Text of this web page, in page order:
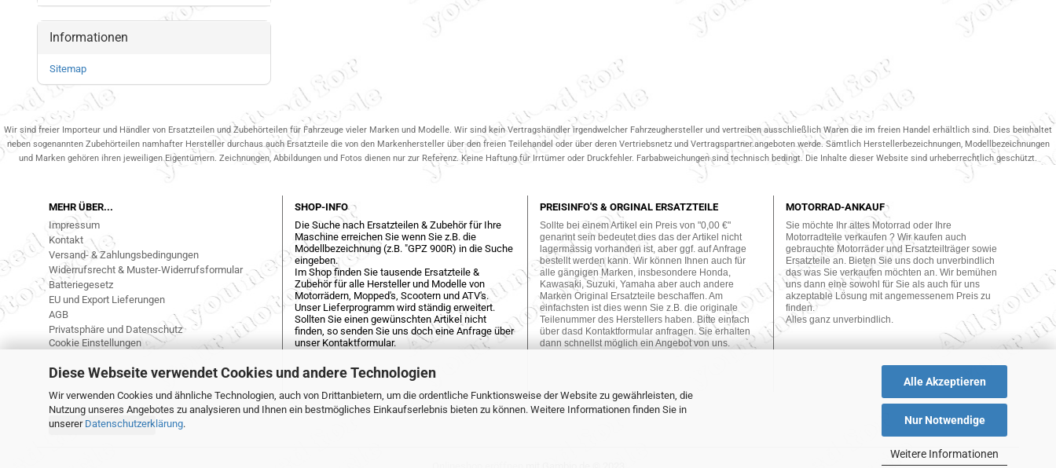
Diese Webseite verwendet Cookies und andere Technologien
Wir verwenden Cookies und ähnliche Technologien, auch von Drittanbietern, um die ordentliche Funktionsweise der Website zu gewährleisten, die
Nutzung unseres Angebotes zu analysieren und Ihnen ein bestmögliches Einkaufserlebnis bieten zu können. Weitere Informationen finden Sie in
unserer Datenschutzerklärung.
Alle Akzeptieren
Nur Notwendige
Weitere Informationen
Informationen
Sitemap
Wir sind freier Importeur und Händler von Ersatzteilen und Zubehörteilen für Fahrzeuge vieler Marken und Modelle. Wir sind kein Vertragshändler irgendwelcher Fahrzeughersteller und vertreiben ausschließlich Waren die im freien Handel erhältlich sind. Dies beinhaltet
neben sogenannten Zubehörteilen namhafter Hersteller durchaus auch Ersatzteile die von den Markenhersteller über den freien Teilehandel oder über deren Vertriebsnetz und Vertragspartner.angeboten werde. Sämtlich Herstellerbezeichnungen, Modellbezeichnungen
und Marken gehören ihren jeweiligen Eigentümern. Zeichnungen, Abbildungen und Fotos dienen nur zur Referenz. Keine Haftung für Irrtümer oder Druckfehler. Farbabweichungen sind technisch bedingt. Die Inhalte dieser Website sind urheberrechtlich geschützt.
MEHR ÜBER...
Impressum
Kontakt
Versand- & Zahlungsbedingungen
Widerrufsrecht & Muster-Widerrufsformular
Batteriegesetz
EU und Export Lieferungen
AGB
Privatsphäre und Datenschutz
Cookie Einstellungen
SHOP-INFO
Die Suche nach Ersatzteilen & Zubehör für Ihre
Maschine erreichen Sie wenn Sie z.B. die
Modellbezeichnung (z.B. "GPZ 900R) in die Suche
eingeben.
Im Shop finden Sie tausende Ersatzteile &
Zubehör für alle Hersteller und Modelle von
Motorrädern, Mopped's, Scootern und ATV's.
Unser Lieferprogramm wird ständig erweitert.
Sollten Sie einen gewünschten Artikel nicht
finden, so senden Sie uns doch eine Anfrage über
unser Kontaktformular.
PREISINFO'S & ORGINAL ERSATZTEILE
Sollte bei einem Artikel ein Preis von "0,00 €"
genannt sein bedeutet dies das der Artikel nicht
lagermässig vorhanden ist, aber ggf. auf Anfrage
bestellt werden kann. Wir können Ihnen auch für
alle gängigen Marken, insbesondere Honda,
Kawasaki, Suzuki, Yamaha aber auch andere
Marken Original Ersatzteile beschaffen. Am
einfachsten ist dies wenn Sie z.B. die originale
Teilenummer des Herstellers haben. Bitte einfach
über dasd Kontaktformular anfragen. Sie erhalten
dann schnellst möglich ein Angebot von uns.
MOTORRAD-ANKAUF
Sie möchte Ihr altes Motorrad oder Ihre
Motorradteile verkaufen ? Wir kaufen auch
gebrauchte Motorräder und Ersatzteilträger sowie
Ersatzteile an. Bieten Sie uns doch unverbindlich
das was Sie verkaufen möchten an. Wir bemühen
uns dann eine sowohl für Sie als auch für uns
akzeptable Lösung mit angemessenem Preis zu
finden.
Alles ganz unverbindlich.
Vertrag widerrufen